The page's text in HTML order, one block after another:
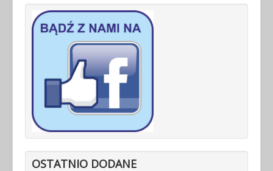
OSTATNIO DODANE